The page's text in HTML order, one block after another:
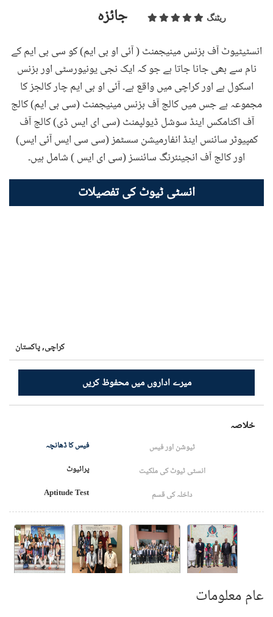
جائزہ ریٹنگ
انسٹیٹیوٹ آف بزنس مینیجمنٹ ( آئی او بی ایم) کو سی بی ایم کے
نام سے بھی جانا جاتا ہے جو کہ ایک نجی یونیورسٹی اور بزنس
اسکول ہے اور کراچی میں واقع ہے۔ آئی او بی ایم چار کالجز کا
مجموعہ ہے جس میں کالج آف بزنس مینیجمنٹ (سی بی ایم) کالج
آف اکنامکس اینڈ سوشل ڈیولپمنٹ (سی ای ایس ڈی) کالج آف
کمپیوٹر سائنس اینڈ انفارمیشن سسٹمز (سی سی ایس آئی ایس)
اور کالج آف انجینئرنگ سائنسز (سی ای ایس ) شامل ہیں۔
انسٹی ٹیوٹ کی تفصیلات
کراچی,پاکستان
میرے اداروں میں محفوظ کریں
خلاصہ
ٹیوشن اور فیس
فیس کا ڈھانچہ
انسٹی ٹیوٹ کی ملکیت
پرائیوٹ
داخلہ کی قسم
Aptitude Test
عام معلومات